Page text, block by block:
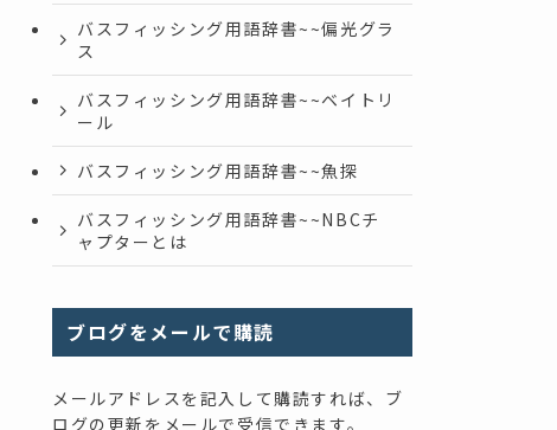
バスフィッシング用語辞書~~偏光グラ
ス
バスフィッシング用語辞書~~ベイトリ
ール
バスフィッシング用語辞書~~魚探
バスフィッシング用語辞書~~NBCチ
ャプターとは
ブログをメールで購読
メールアドレスを記入して購読すれば、ブ
ログの更新をメールで受信できます。